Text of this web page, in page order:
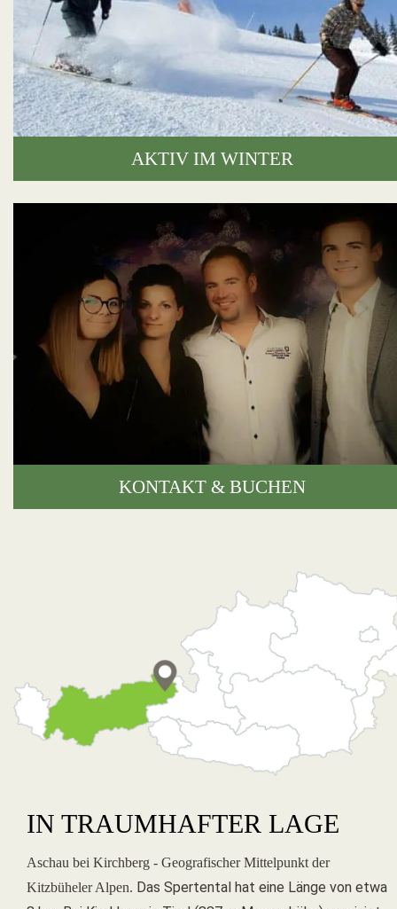
AKTIV IM WINTER
KONTAKT & BUCHEN
IN TRAUMHAFTER LAGE
Aschau bei Kirchberg - Geografischer Mittelpunkt der
Kitzbüheler Alpen. Das Spertental hat eine Länge von etwa